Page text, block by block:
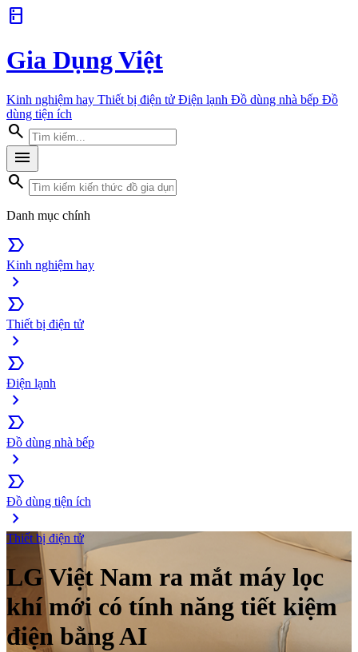
kitchen
Gia Dụng Việt
Kinh nghiệm hay Thiết bị điện tử Điện lạnh Đồ dùng nhà bếp Đồ
dùng tiện ích
search
menu
search
Danh mục chính
label_important
Kinh nghiệm hay
chevron_right
label_important
Thiết bị điện tử
chevron_right
label_important
Điện lạnh
chevron_right
label_important
Đồ dùng nhà bếp
chevron_right
label_important
Đồ dùng tiện ích
chevron_right
Thiết bị điện tử
LG Việt Nam ra mắt máy lọc
khí mới có tính năng tiết kiệm
điện bằng AI